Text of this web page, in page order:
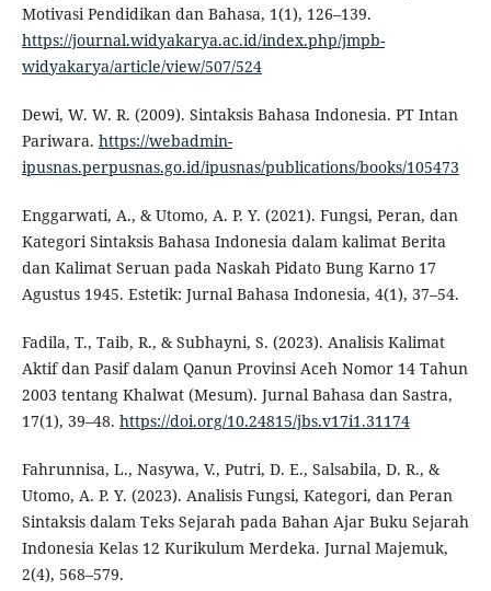
Motivasi Pendidikan dan Bahasa, 1(1), 126–139.
https://journal.widyakarya.ac.id/index.php/jmpb-
widyakarya/article/view/507/524
Dewi, W. W. R. (2009). Sintaksis Bahasa Indonesia. PT Intan
Pariwara. https://webadmin-
ipusnas.perpusnas.go.id/ipusnas/publications/books/105473
Enggarwati, A., & Utomo, A. P. Y. (2021). Fungsi, Peran, dan
Kategori Sintaksis Bahasa Indonesia dalam kalimat Berita
dan Kalimat Seruan pada Naskah Pidato Bung Karno 17
Agustus 1945. Estetik: Jurnal Bahasa Indonesia, 4(1), 37–54.
Fadila, T., Taib, R., & Subhayni, S. (2023). Analisis Kalimat
Aktif dan Pasif dalam Qanun Provinsi Aceh Nomor 14 Tahun
2003 tentang Khalwat (Mesum). Jurnal Bahasa dan Sastra,
17(1), 39–48. https://doi.org/10.24815/jbs.v17i1.31174
Fahrunnisa, L., Nasywa, V., Putri, D. E., Salsabila, D. R., &
Utomo, A. P. Y. (2023). Analisis Fungsi, Kategori, dan Peran
Sintaksis dalam Teks Sejarah pada Bahan Ajar Buku Sejarah
Indonesia Kelas 12 Kurikulum Merdeka. Jurnal Majemuk,
2(4), 568–579.